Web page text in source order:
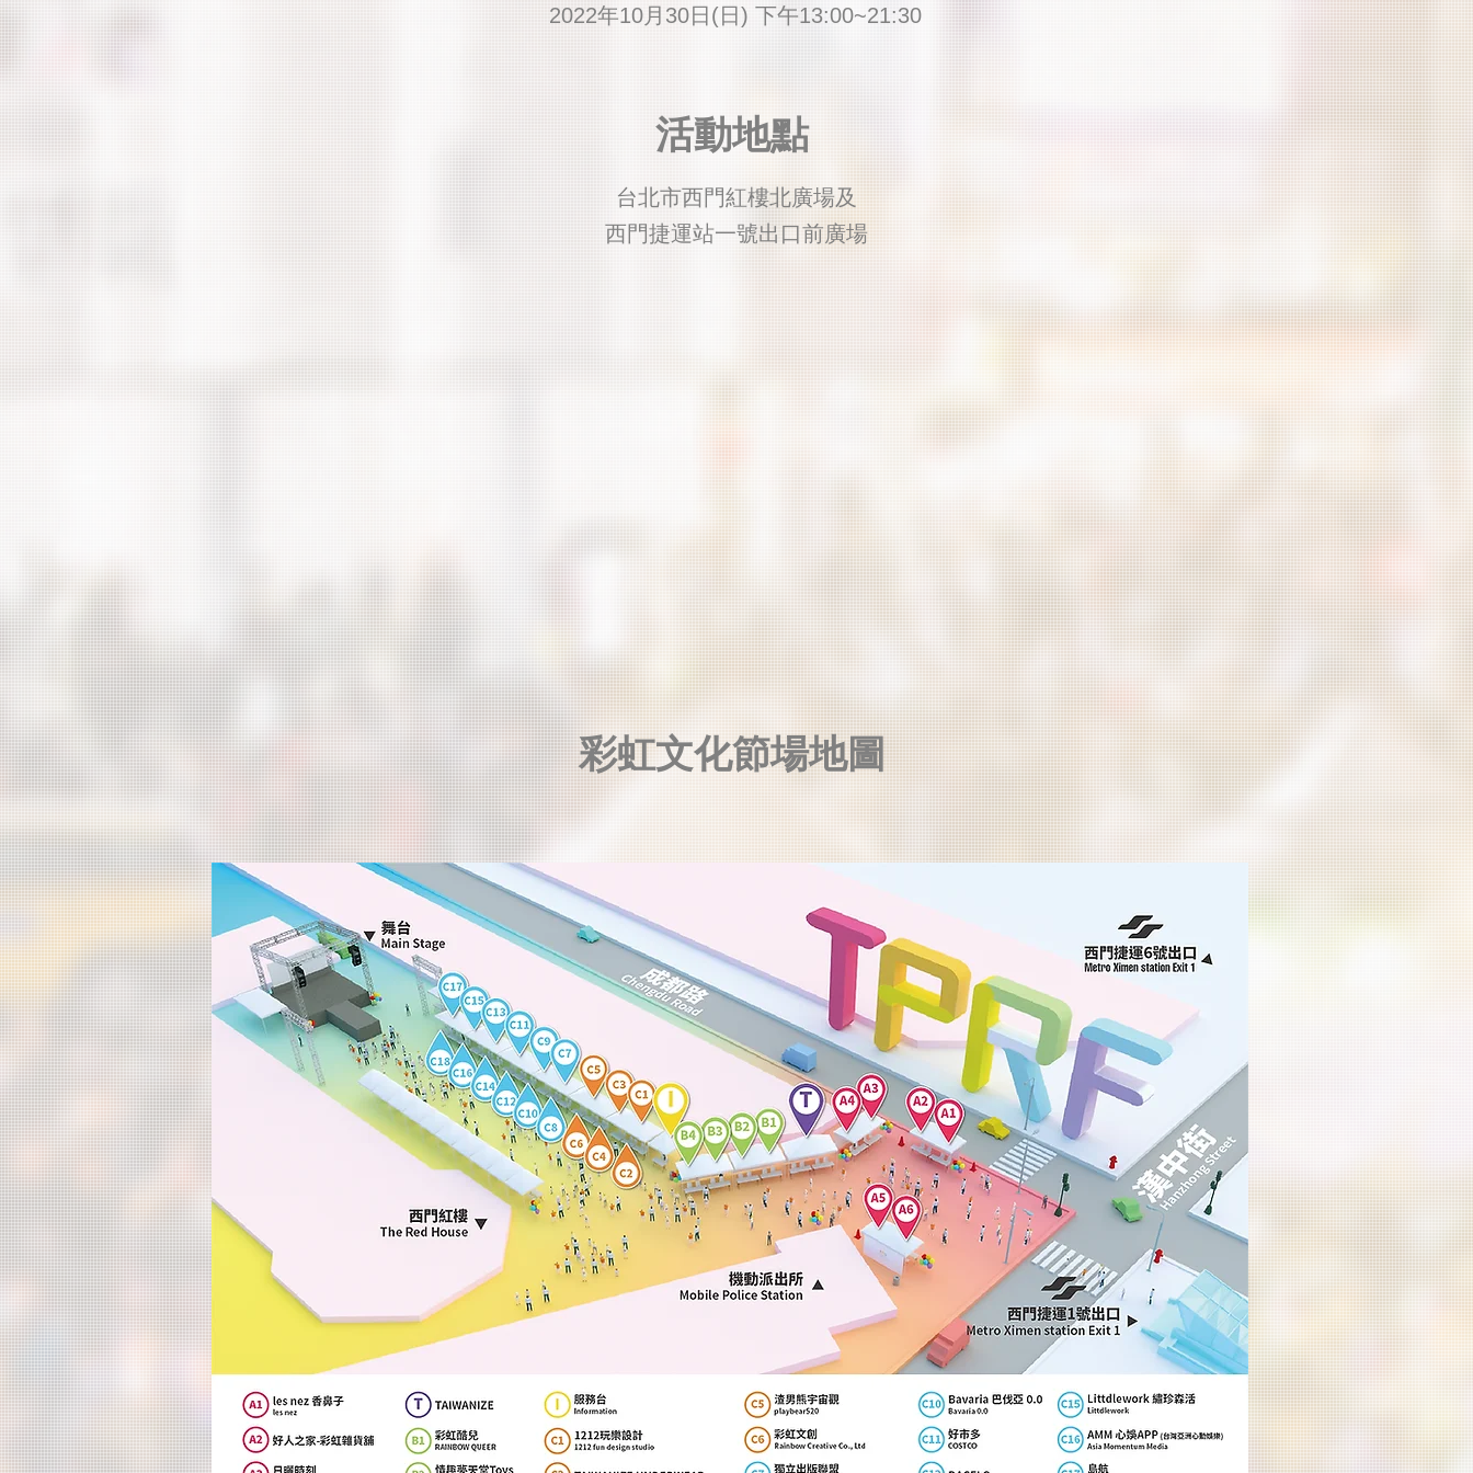
2022年10月30日(日) 下午13:00~21:30
​活動地點
台北市西門紅樓北廣場及
西門捷運站一號出口前廣場
​彩虹文化節場地圖